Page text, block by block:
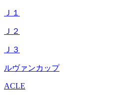
Ｊ１
Ｊ２
Ｊ３
ルヴァンカップ
ACLE